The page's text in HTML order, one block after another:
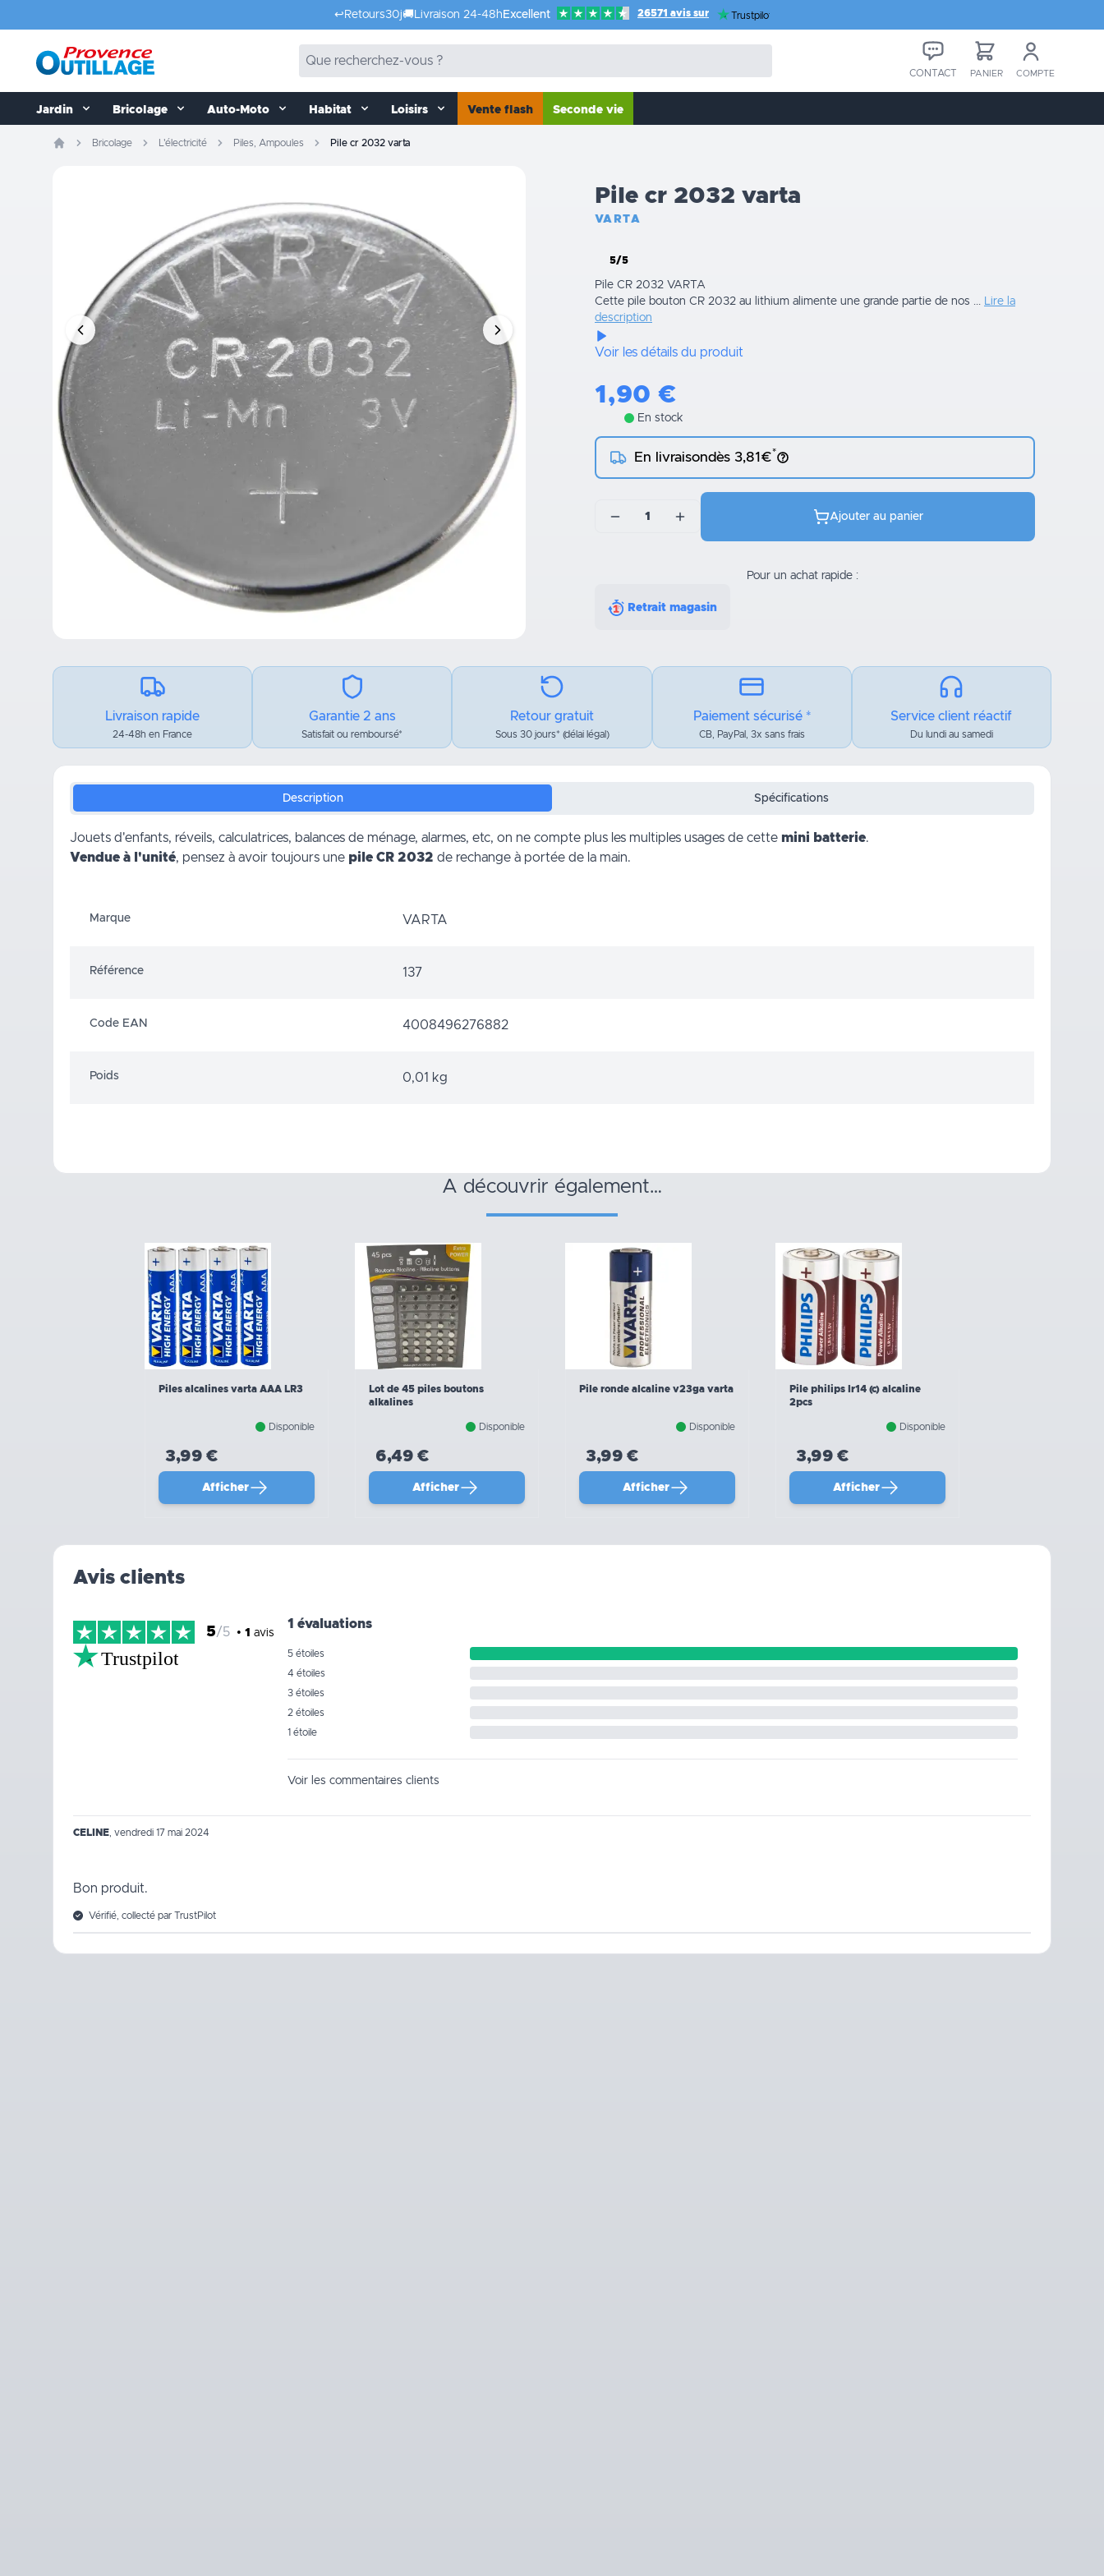
↩️ Retours30j🚚 Livraison 24-48h Excellent 26571 avis sur Trustpilot
CONTACT PANIER COMPTE
Jardin Bricolage Auto-Moto Habitat Loisirs Vente flash Seconde vie
Bricolage L'électricité Piles, Ampoules Pile cr 2032 varta
Pile cr 2032 varta
VARTA
5/5
Pile CR 2032 VARTA
Cette pile bouton CR 2032 au lithium alimente une grande partie de nos ...
Lire la
description
Voir les détails du produit
1,90 €
En stock
En livraisondès 3,81€*
1 Ajouter au panier
Pour un achat rapide :
Retrait magasin
Livraison rapide
24-48h en France
Garantie 2 ans
Satisfait ou remboursé*
Retour gratuit
Sous 30 jours* (délai légal)
Paiement sécurisé *
CB, PayPal, 3x sans frais
Service client réactif
Du lundi au samedi
Description Spécifications
Jouets d'enfants, réveils, calculatrices, balances de ménage, alarmes, etc, on ne compte plus les multiples usages de cette mini batterie.
Vendue à l'unité, pensez à avoir toujours une pile CR 2032 de rechange à portée de la main.
Marque VARTA
Référence 137
Code EAN 4008496276882
Poids 0,01 kg
a découvrir également…
Piles alcalines varta AAA LR3
Disponible
3,99 €
Afficher
Lot de 45 piles boutons
alkalines
Disponible
6,49 €
Afficher
Pile ronde alcaline v23ga varta
Disponible
3,99 €
Afficher
Pile philips lr14 (c) alcaline
2pcs
Disponible
3,99 €
Afficher
Avis clients
5/5 • 1 avis
Trustpilot
1 évaluations
5 étoiles
4 étoiles
3 étoiles
2 étoiles
1 étoile
Voir les commentaires clients
CELINE vendredi 17 mai 2024
Bon produit.
Vérifié, collecté par TrustPilot